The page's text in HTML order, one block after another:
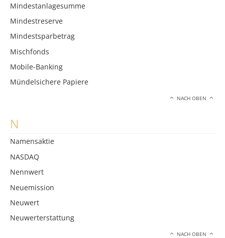
Mindestanlagesumme
Mindestreserve
Mindestsparbetrag
Mischfonds
Mobile-Banking
Mündelsichere Papiere
NACH OBEN
N
Namensaktie
NASDAQ
Nennwert
Neuemission
Neuwert
Neuwerterstattung
NACH OBEN